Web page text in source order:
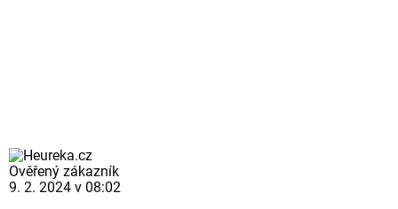
Ověřený zákazník
9. 2. 2024 v 08:02